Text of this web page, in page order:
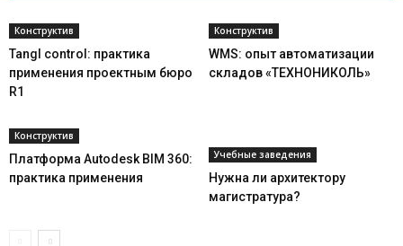
Конструктив
Tangl control: практика
применения проектным бюро
R1
Конструктив
WMS: опыт автоматизации
складов «ТЕХНОНИКОЛЬ»
Конструктив
Платформа Autodesk BIM 360:
практика применения
Учебные заведения
Нужна ли архитектору
магистратура?